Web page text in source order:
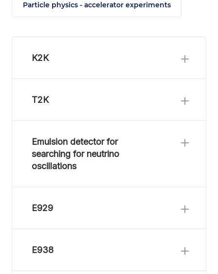
Particle physics - accelerator experiments
K2K
T2K
Emulsion detector for
searching for neutrino
oscillations
E929
Е938